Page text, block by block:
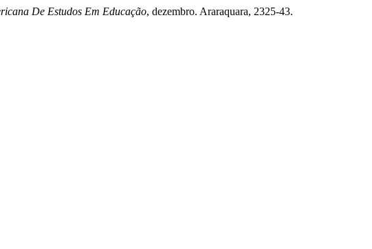
De Estudos Em Educação, dezembro. Araraquara, 2325-43.